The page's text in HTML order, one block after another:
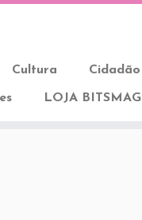
Cultura Cidadão
LOJA BITSMAG